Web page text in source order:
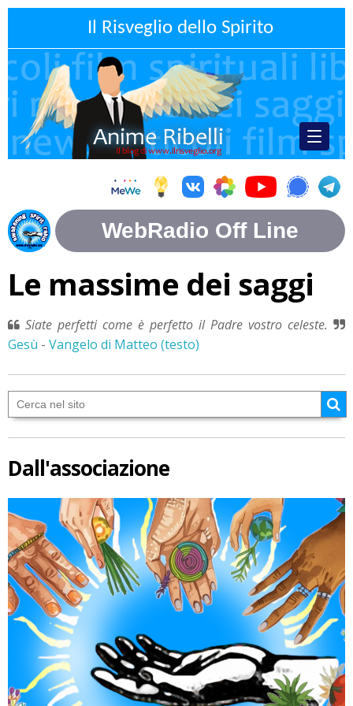
Il Risveglio dello Spirito
Le massime dei saggi
Siate perfetti come è perfetto il Padre vostro celeste.
Gesù - Vangelo di Matteo (testo)
Dall'associazione